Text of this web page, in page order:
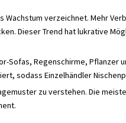
verzeichnet. Mehr
Dieser Trend hat lukrative
Regenschirme, Pflanzer
sodass Einzelhändler
zu verstehen. Die